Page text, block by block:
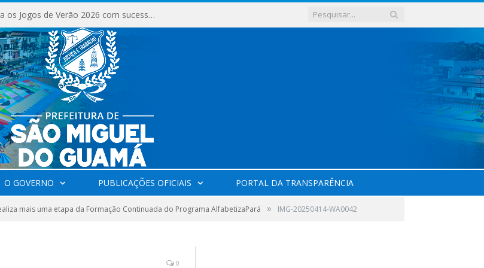
São Miguel do Guamá encerra os Jogos de Verão 2026 com sucesso de público e competições.
O GOVERNO PUBLICAÇÕES OFICIAIS PORTAL DA TRANSPARÊNCIA
mais uma etapa da Formação Continuada do Programa AlfabetizaPará » IMG-20250414-WA0042
0